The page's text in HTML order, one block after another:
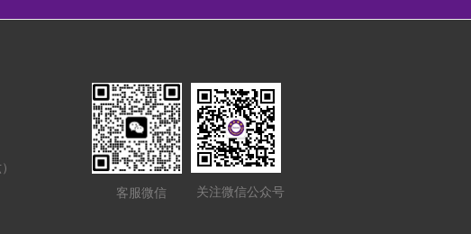
客服微信 关注微信公众号